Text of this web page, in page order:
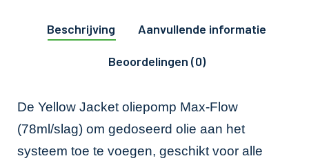
Beschrijving Aanvullende informatie
Beoordelingen (0)
De Yellow Jacket oliepomp Max-Flow
(78ml/slag) om gedoseerd olie aan het
systeem toe te voegen, geschikt voor alle